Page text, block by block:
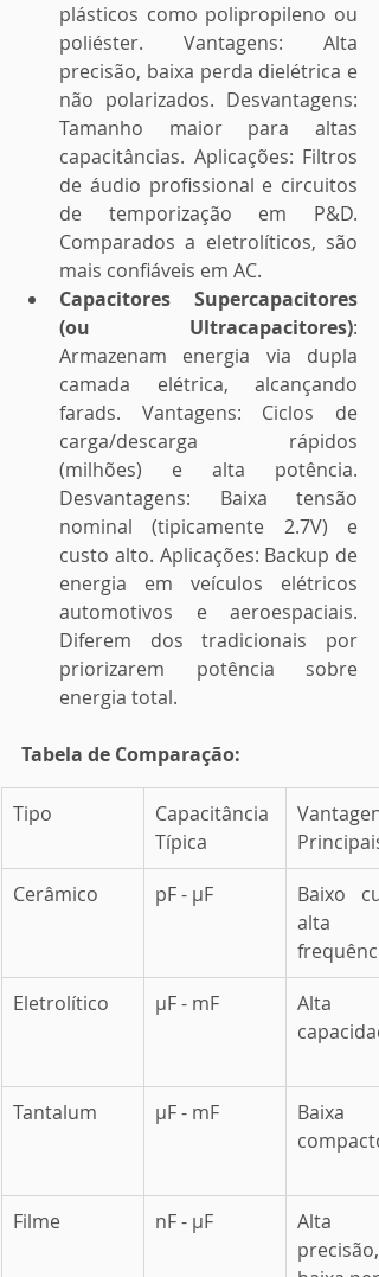
plásticos como polipropileno ou
poliéster. Vantagens: Alta
precisão, baixa perda dielétrica e
não polarizados. Desvantagens:
Tamanho maior para altas
capacitâncias. Aplicações: Filtros
de áudio profissional e circuitos
de temporização em P&D.
Comparados a eletrolíticos, são
mais confiáveis em AC.
Capacitores Supercapacitores
(ou Ultracapacitores):
Armazenam energia via dupla
camada elétrica, alcançando
farads. Vantagens: Ciclos de
carga/descarga rápidos
(milhões) e alta potência.
Desvantagens: Baixa tensão
nominal (tipicamente 2.7V) e
custo alto. Aplicações: Backup de
energia em veículos elétricos
automotivos e aeroespaciais.
Diferem dos tradicionais por
priorizarem potência sobre
energia total.
Tabela de Comparação:
Tipo
Capacitância
Típica
Vantagens
Principais
Cerâmico
pF - μF
Baixo
alta
frequência
Eletrolítico
μF - mF
Alta
Tantalum μF - mF
Baixa
compacto
Filme nF - μF
Alta
precisão,